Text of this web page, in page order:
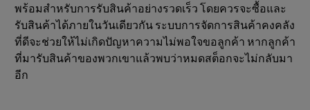
พร้อมสำหรับการรับสินค้าอย่างรวดเร็ว โดยควรจะซื้อและ
รับสินค้าได้ภายในวันเดียวกัน ระบบการจัดการสินค้าคงคลัง
ที่ดีจะช่วยให้ไม่เกิดปัญหาความไม่พอใจขอลูกค้า หากลูกค้า
ที่มารับสินค้าของพวกเขาแล้วพบว่าหมดสต็อกจะไม่กลับมา
อีก